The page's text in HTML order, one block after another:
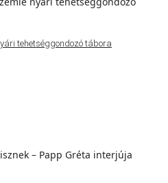
tehetséggondozó tábora